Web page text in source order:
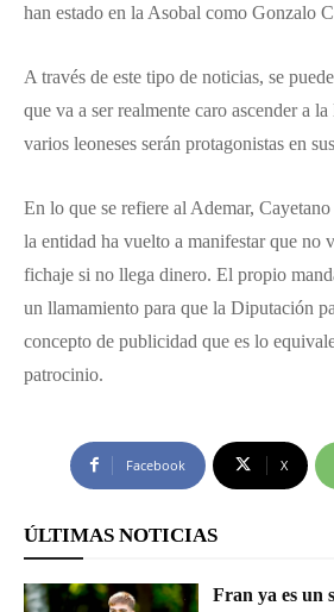
han estado en la Asobal como Gonzalo
A través de este tipo de noticias, se
que va a ser realmente caro ascender a
varios leoneses serán protagonistas en
En lo que se refiere al Ademar,
la entidad ha vuelto a manifestar que no
fichaje si no llega dinero. El propio
un llamamiento para que la Diputación
concepto de publicidad que es lo
patrocinio.
Facebook X
ÚLTIMAS NOTICIAS
Fran ya es un